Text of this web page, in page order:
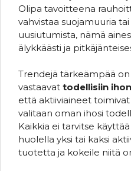
Olipa tavoitteena
vahvistaa suojamuuria
uusiutumista, nämä
älykkäästi ja
Trendejä tärkeämpää
vastaavat todellisiin
että aktiiviaineet
valitaan oman ihosi
Kaikkia ei tarvitse
huolella yksi tai kaksi
tuotetta ja kokeile niitä